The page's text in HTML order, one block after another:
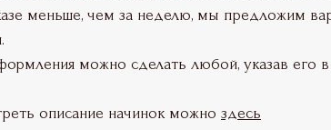
меньше, чем за неделю, мы предложим
можно сделать любой, указав его
описание начинок можно здесь